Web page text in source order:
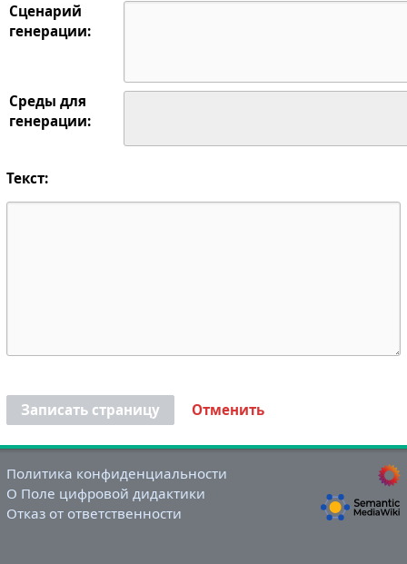
Сценарий
генерации:
Среды для
генерации:
Текст:
Записать страницу Отменить
Политика конфиденциальности
О Поле цифровой дидактики
Отказ от ответственности